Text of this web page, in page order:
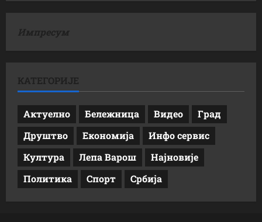
Импресум
КАТЕГОРИЈЕ
Актуелно Бележница Видео
Град
Друштво
Економија
Инфо сервис
Култура
Лепа Варош
Најновије
Политика
Спорт Србија